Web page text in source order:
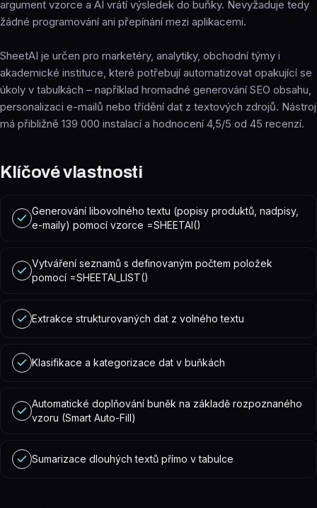
argument vzorce a AI vrátí výsledek do buňky. Nevyžaduje tedy
žádné programování ani přepínání mezi aplikacemi.
SheetAI je určen pro marketéry, analytiky, obchodní týmy i
akademické instituce, které potřebují automatizovat opakující se
úkoly v tabulkách – například hromadné generování SEO obsahu,
personalizaci e-mailů nebo třídění dat z textových zdrojů. Nástroj
má přibližně 139 000 instalací a hodnocení 4,5/5 od 45 recenzí.
Klíčové vlastnosti
Generování libovolného textu (popisy produktů, nadpisy,
e-maily) pomocí vzorce =SHEETAI()
Vytváření seznamů s definovaným počtem položek
pomocí =SHEETAI_LIST()
Extrakce strukturovaných dat z volného textu
Klasifikace a kategorizace dat v buňkách
Automatické doplňování buněk na základě rozpoznaného
vzoru (Smart Auto-Fill)
Sumarizace dlouhých textů přímo v tabulce